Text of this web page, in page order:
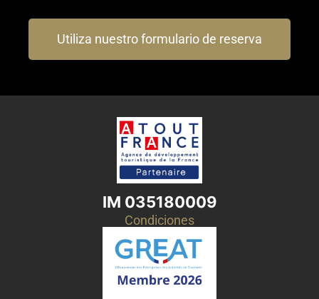
Utiliza nuestro formulario de reserva
IM 035180009
Condiciones